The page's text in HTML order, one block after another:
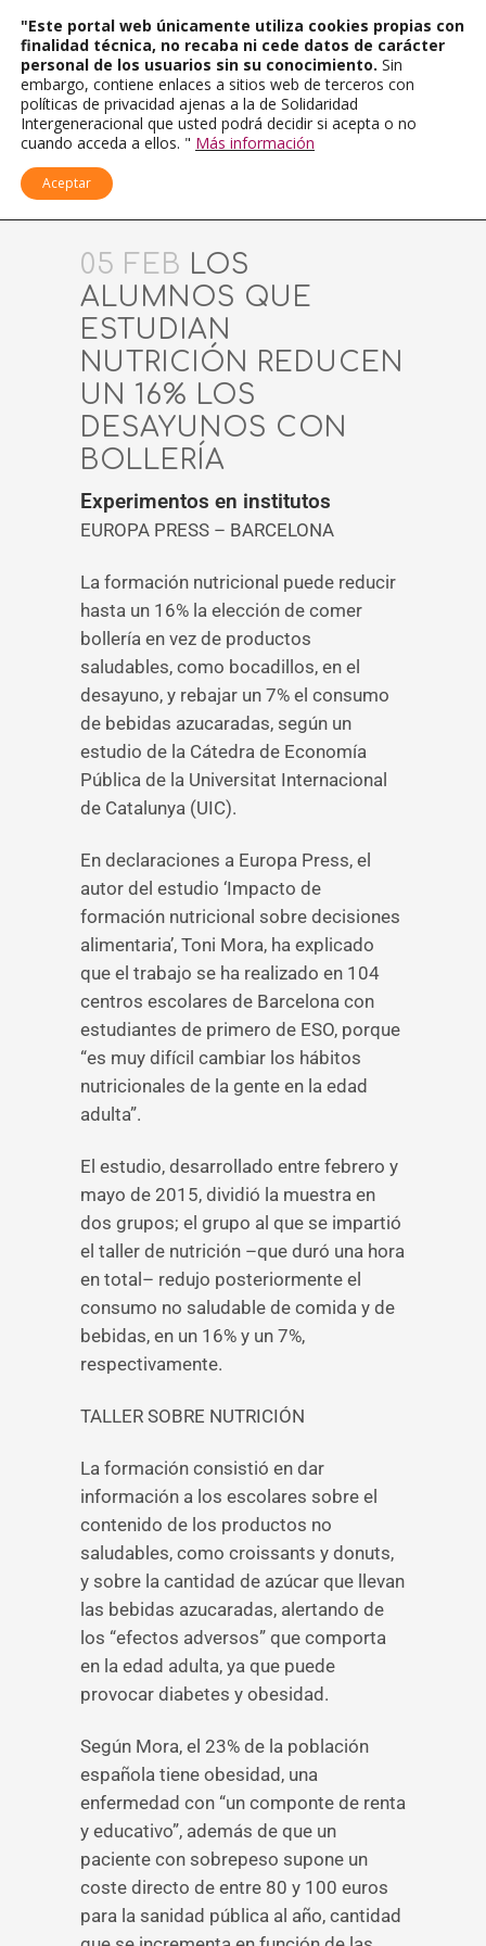
05 FEB LOS
ALUMNOS QUE
ESTUDIAN
NUTRICIÓN REDUCEN
UN 16% LOS
DESAYUNOS CON
BOLLERÍA
Experimentos en institutos
EUROPA PRESS – BARCELONA
La formación nutricional puede reducir
hasta un 16% la elección de comer
bollería en vez de productos
saludables, como bocadillos, en el
desayuno, y rebajar un 7% el consumo
de bebidas azucaradas, según un
estudio de la Cátedra de Economía
Pública de la Universitat Internacional
de Catalunya (UIC).
En declaraciones a Europa Press, el
autor del estudio ‘Impacto de
formación nutricional sobre decisiones
alimentaria’, Toni Mora, ha explicado
que el trabajo se ha realizado en 104
centros escolares de Barcelona con
estudiantes de primero de ESO, porque
“es muy difícil cambiar los hábitos
nutricionales de la gente en la edad
adulta”.
El estudio, desarrollado entre febrero y
mayo de 2015, dividió la muestra en
dos grupos; el grupo al que se impartió
el taller de nutrición –que duró una hora
en total– redujo posteriormente el
consumo no saludable de comida y de
bebidas, en un 16% y un 7%,
respectivamente.
TALLER SOBRE NUTRICIÓN
La formación consistió en dar
información a los escolares sobre el
contenido de los productos no
saludables, como croissants y donuts,
y sobre la cantidad de azúcar que llevan
las bebidas azucaradas, alertando de
los “efectos adversos” que comporta
en la edad adulta, ya que puede
provocar diabetes y obesidad.
Según Mora, el 23% de la población
española tiene obesidad, una
enfermedad con “un componte de renta
y educativo”, además de que un
paciente con sobrepeso supone un
coste directo de entre 80 y 100 euros
para la sanidad pública al año, cantidad
"Este portal web únicamente utiliza cookies propias con
finalidad técnica, no recaba ni cede datos de carácter
personal de los usuarios sin su conocimiento. Sin
embargo, contiene enlaces a sitios web de terceros con
políticas de privacidad ajenas a la de Solidaridad
Intergeneracional que usted podrá decidir si acepta o no
cuando acceda a ellos. " Más información
Aceptar